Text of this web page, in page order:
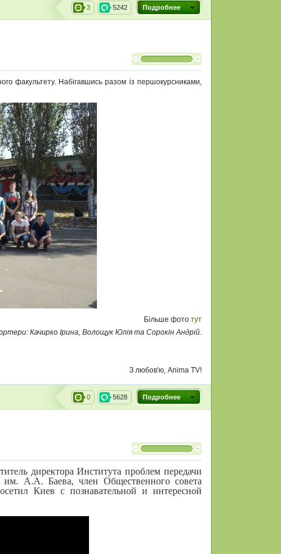
Подробнее
5242
3
факультету. Набігавшись разом із першокурсниками,
Більше фото тут
Качирко Ірина, Волощук Юлія та Сорокін Андрій.
З любов'ю, Anima TV!
Подробнее
5628
0
директора Института проблем передачи
А.А. Баева, член Общественного совета
Киев с познавательной и интересной